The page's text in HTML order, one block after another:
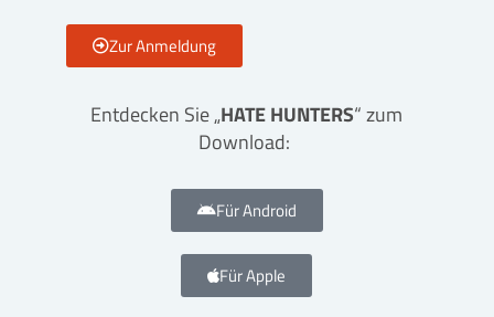
Zur Anmeldung
Entdecken Sie „HATE HUNTERS“ zum
Download:
Für Android
Für Apple